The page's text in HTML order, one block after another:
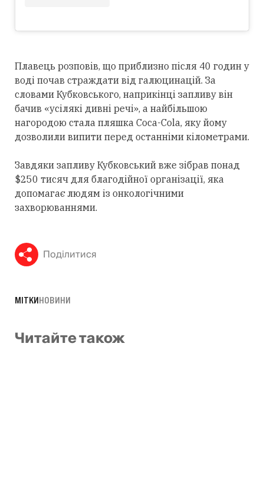
Плавець розповів, що приблизно після 40 годин у
воді почав страждати від галюцинацій. За
словами Кубковського, наприкінці запливу він
бачив «усілякі дивні речі», а найбільшою
нагородою стала пляшка Coca-Cola, яку йому
дозволили випити перед останніми кілометрами.
Завдяки запливу Кубковський вже зібрав понад
$250 тисяч для благодійної організації, яка
допомагає людям із онкологічними
захворюваннями.
Поділитися
МІТКИНОВИНИ
Читайте також